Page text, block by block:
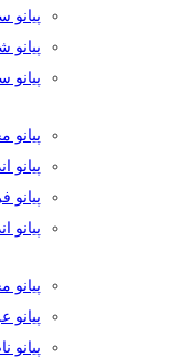
پیانو
پیانو
پیانو
پیانو
پیانو
پیانو
پیانو
پیانو